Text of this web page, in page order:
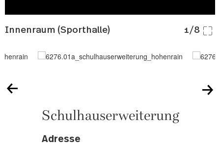
Innenraum (Sporthalle) 1/8
Schulhauserweiterung
Adresse